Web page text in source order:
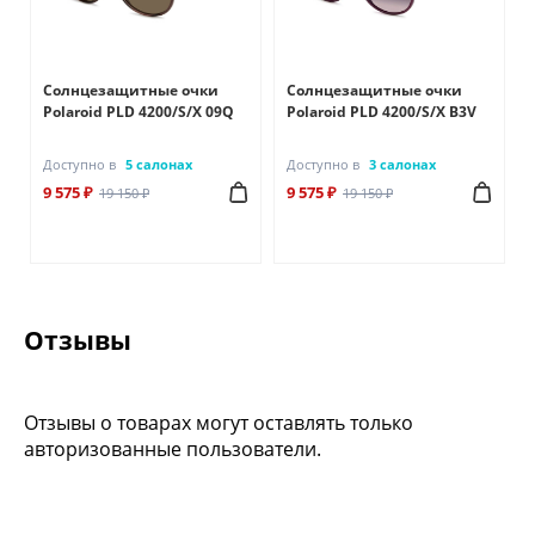
Солнцезащитные очки
Polaroid PLD 4200/S/X 09Q
Доступно в 5 салонах
9 575 ₽ 19 150 ₽
Солнцезащитные очки
Polaroid PLD 4200/S/X B3V
Доступно в 3 салонах
9 575 ₽ 19 150 ₽
Отзывы
Отзывы о товарах могут оставлять только
авторизованные пользователи.